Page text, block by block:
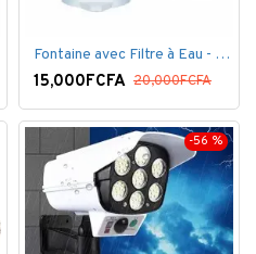
Fontaine avec Filtre à Eau - 16 Litres - Blanc
15,000FCFA 20,000FCFA
-56 %